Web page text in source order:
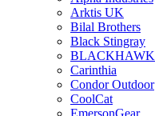
Arktis UK
Bilal Brothers
Black Stingray
BLACKHAWK
Carinthia
Condor Outdoor
CoolCat
EmersonGear